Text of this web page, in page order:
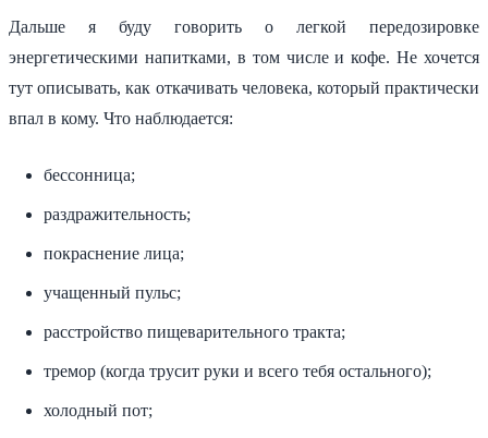
Дальше я буду говорить о легкой передозировке
энергетическими напитками, в том числе и кофе. Не хочется
тут описывать, как откачивать человека, который практически
впал в кому. Что наблюдается:
бессонница;
раздражительность;
покраснение лица;
учащенный пульс;
расстройство пищеварительного тракта;
тремор (когда трусит руки и всего тебя остального);
холодный пот;